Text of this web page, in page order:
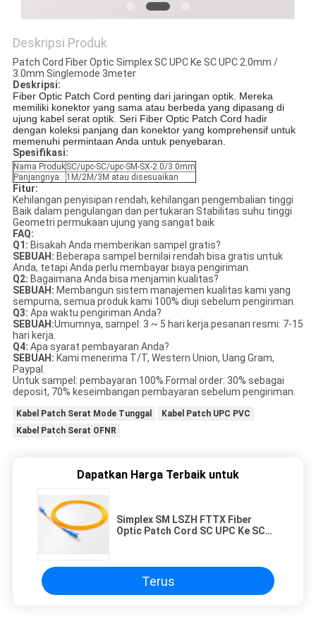
Deskripsi Produk
Patch Cord Fiber Optic Simplex SC UPC Ke SC UPC 2.0mm /
3.0mm Singlemode 3meter
Deskripsi:
Fiber Optic Patch Cord penting dari jaringan optik. Mereka
memiliki konektor yang sama atau berbeda yang dipasang di
ujung kabel serat optik. Seri Fiber Optic Patch Cord hadir
dengan koleksi panjang dan konektor yang komprehensif untuk
memenuhi permintaan Anda untuk penyebaran.
Spesifikasi:
Nama ProdukSC/upc-SC/upc-SM-SX-2.0/3.0mm
Panjangnya:
1M/2M/3M atau disesuaikan
Fitur:
Kehilangan penyisipan rendah, kehilangan pengembalian tinggi
Baik dalam pengulangan dan pertukaran Stabilitas suhu tinggi
Geometri permukaan ujung yang sangat baik
FAQ:
Q1: Bisakah Anda memberikan sampel gratis?
SEBUAH: Beberapa sampel bernilai rendah bisa gratis untuk
Anda, tetapi Anda perlu membayar biaya pengiriman.
Q2: Bagaimana Anda bisa menjamin kualitas?
SEBUAH: Membangun sistem manajemen kualitas kami yang
sempurna, semua produk kami 100% diuji sebelum pengiriman.
Q3: Apa waktu pengiriman Anda?
SEBUAH:Umumnya, sampel: 3 ~ 5 hari kerja.pesanan resmi: 7-15
hari kerja.
Q4: Apa syarat pembayaran Anda?
SEBUAH: Kami menerima T/T, Western Union, Uang Gram,
Paypal.
Untuk sampel: pembayaran 100%.Formal order: 30% sebagai
deposit, 70% keseimbangan pembayaran sebelum pengiriman.
Kabel Patch Serat Mode Tunggal
Kabel Patch UPC PVC
Kabel Patch Serat OFNR
Dapatkan Harga Terbaik untuk
Simplex SM LSZH FTTX Fiber
Optic Patch Cord SC UPC Ke SC
Terus